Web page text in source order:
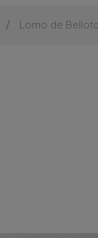
Lomo de